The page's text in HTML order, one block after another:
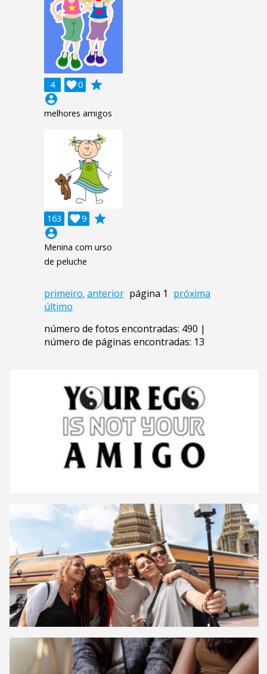
4 0

grade
account_circle
melhores amigos
163 9

grade
account_circle
Menina com urso
de peluche
primeiro. anterior página 1 próxima
último
número de fotos encontradas: 490 |
número de páginas encontradas: 13